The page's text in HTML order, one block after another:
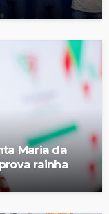
Maria da
rainha